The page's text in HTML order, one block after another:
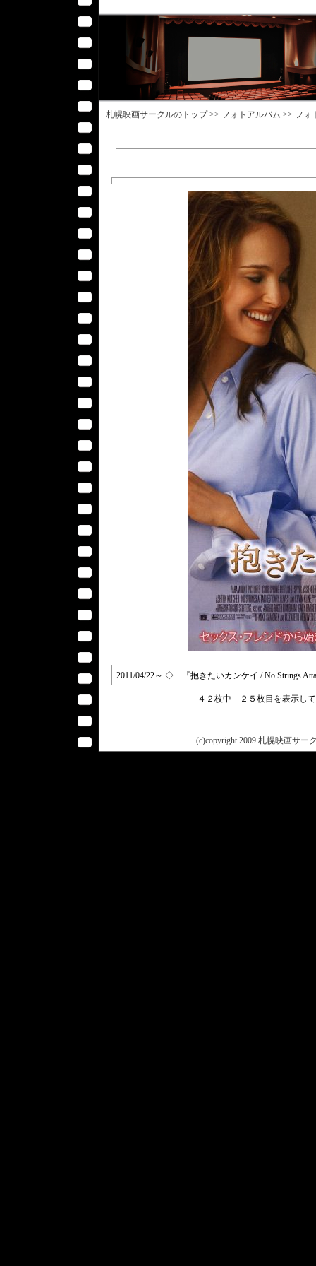
札幌映画サークルのトップ >> フォトアルバム >> フォ
2011/04/22～ ◇ 『抱きたいカンケイ / No Strings
４２枚中 ２５枚目を表示し
(c)copyright 2009 札幌映画サー